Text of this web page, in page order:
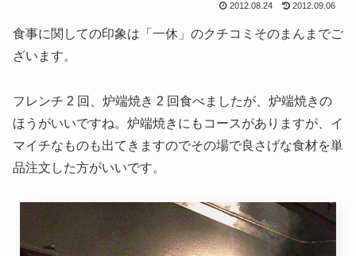
2012.08.24 2012.09.06
食事に関しての印象は「一休」のクチコミそのまんまでご
ざいます。
フレンチ 2 回、炉端焼き 2 回食べましたが、炉端焼きの
ほうがいいですね。炉端焼きにもコースがありますが、イ
マイチなものも出てきますのでその場で良さげな食材を単
品注文した方がいいです。